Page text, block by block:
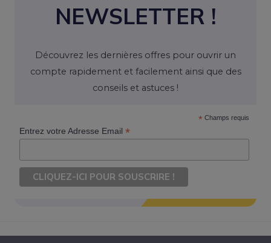
NEWSLETTER !
Découvrez les dernières offres pour ouvrir un
compte rapidement et facilement ainsi que des
conseils et astuces !
* Champs requis
Entrez votre Adresse Email*